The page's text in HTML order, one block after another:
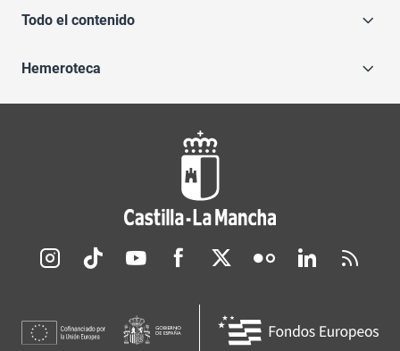
Todo el contenido
Hemeroteca
Redes sociales JCCM